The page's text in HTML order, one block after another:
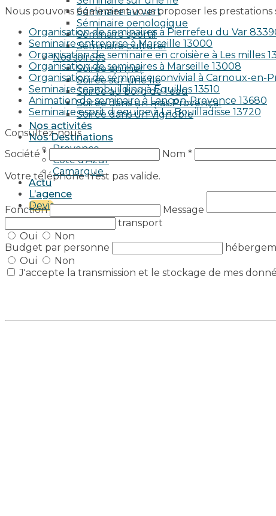
Séminaire au vert
Séminaire oenologique
Séminaire sportif
Séminaire culturel
Nos soirées
Soirée en mer
Soirée sur une île
Soirée au bord de l’eau
Soirée dans un mas Provençal
Soirée dans un Vignoble
Nos activités
Nos Destinations
Provence
Côte d’Azur
Camargue
Actu
L’agence
Devis
Nous pouvons également vous proposer les prestations
Organisation de seminaires à Pierrefeu du Var
Seminaire entreprise à Marseille 13000
Organisation de seminaire en croisière à Les milles
Organisation de seminaires à Marseille 13008
Organisation de séminaire convivial à Carnoux-en-
Seminaire teambuilding à Eguilles 13510
Animation de seminaire à Lançon-Provence 13680
Seminaire esprit d equipe à La Bouilladisse 13720
Consultez-nous
Société *
Nom *
Votre téléphone n’est pas valide.
Fonction Message
transport
Oui
Non
Budget par personne
Oui
Non
J'accepte la transmission et le stockage de mes